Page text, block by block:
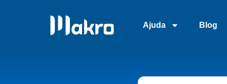
Ajuda Blog